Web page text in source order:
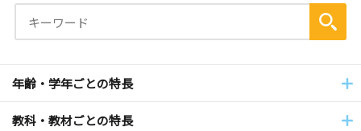
年齢・学年ごとの特長
教科・教材ごとの特長